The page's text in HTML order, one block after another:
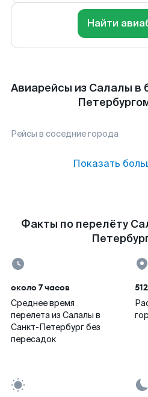
Найти
Авиарейсы из Салалы в
Рейсы в соседние города
Показать
Факты по перелёту
около 7 часов
Среднее время
перелета из Салалы в
Санкт-Петербург без
пересадок